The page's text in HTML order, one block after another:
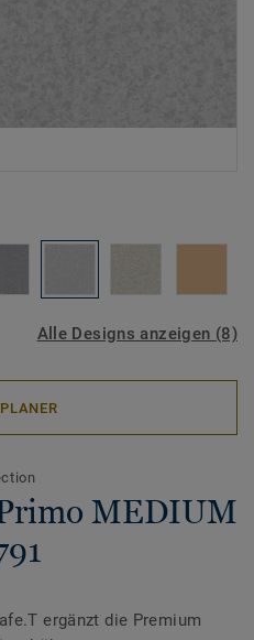
Alle Designs anzeigen (8)
MEDIUM
ergänzt die Premium